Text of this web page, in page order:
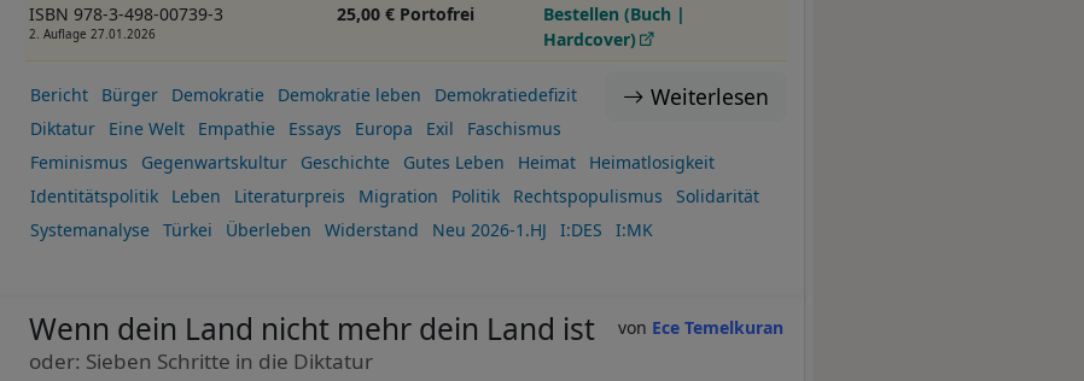
ISBN 978-3-498-00739-3
2. Auflage 27.01.2026
25,00 € Portofrei
Bestellen (Buch |
Hardcover)
Weiterlesen
Bericht Bürger Demokratie Demokratie leben
Demokratiedefizit
Diktatur
Eine Welt Empathie Essays Europa Exil
Faschismus
Feminismus
Gegenwartskultur Geschichte Gutes Leben Heimat
Heimatlosigkeit
Identitätspolitik
Leben Literaturpreis Migration Politik Rechtspopulismus
Solidarität
Systemanalyse
Türkei Überleben Widerstand Neu 2026-1.HJ I:DES I:MK
Ece Temelkuran
Wenn dein Land nicht mehr dein Land ist
oder: Sieben Schritte in die Diktatur